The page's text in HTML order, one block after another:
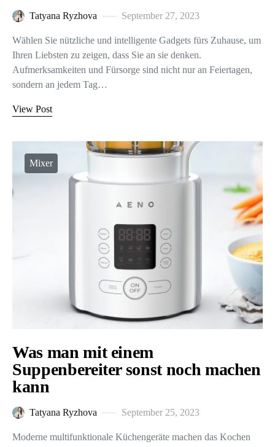
Tatyana Ryzhova September 27, 2023
Wählen Sie nützliche und intelligente Gadgets fürs Zuhause, um
Ihren Liebsten zu zeigen, dass Sie an sie denken.
Aufmerksamkeiten und Fürsorge sind nicht nur an Feiertagen,
sondern an jedem Tag…
View Post
Mixer
Was man mit einem
Suppenbereiter sonst noch machen
kann
Tatyana Ryzhova September 25, 2023
Moderne multifunktionale Küchengeräte machen das Kochen